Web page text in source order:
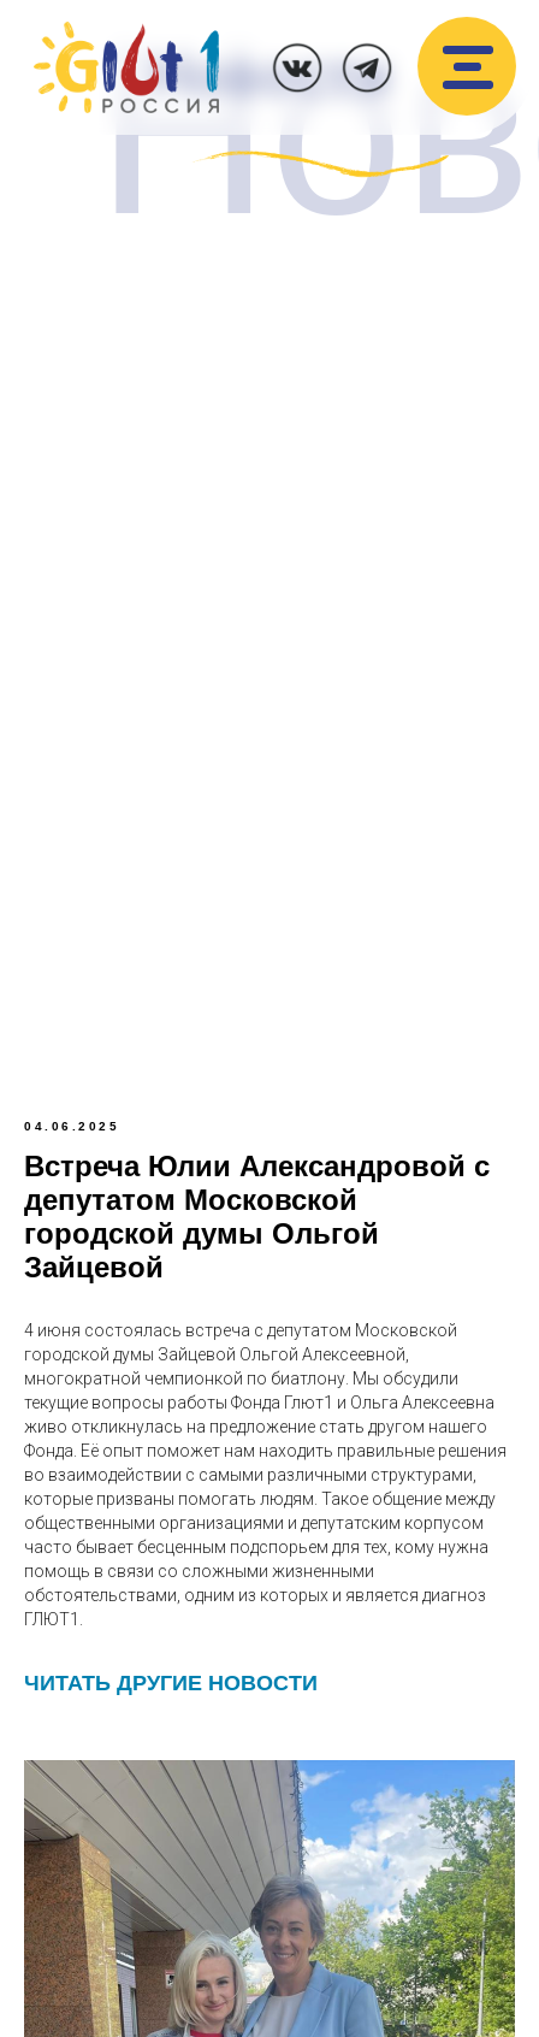
Новости
04.06.2025
Встреча Юлии Александровой с
депутатом Московской
городской думы Ольгой
Зайцевой
4 июня состоялась встреча с депутатом Московской
городской думы Зайцевой Ольгой Алексеевной,
многократной чемпионкой по биатлону. Мы обсудили
текущие вопросы работы Фонда Глют1 и Ольга Алексеевна
живо откликнулась на предложение стать другом нашего
Фонда. Её опыт поможет нам находить правильные решения
во взаимодействии с самыми различными структурами,
которые призваны помогать людям. Такое общение между
общественными организациями и депутатским корпусом
часто бывает бесценным подспорьем для тех, кому нужна
помощь в связи со сложными жизненными
обстоятельствами, одним из которых и является диагноз
ГЛЮТ1.
ЧИТАТЬ ДРУГИЕ НОВОСТИ